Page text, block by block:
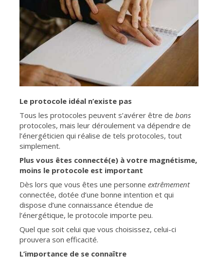
Le protocole idéal n’existe pas
Tous les protocoles peuvent s’avérer être de bons
protocoles, mais leur déroulement va dépendre de
l’énergéticien qui réalise de tels protocoles, tout
simplement.
Plus vous êtes connecté(e) à votre magnétisme,
moins le protocole est important
Dès lors que vous êtes une personne extrêmement
connectée, dotée d’une bonne intention et qui
dispose d’une connaissance étendue de
l’énergétique, le protocole importe peu.
Quel que soit celui que vous choisissez, celui-ci
prouvera son efficacité.
L’importance de se connaître